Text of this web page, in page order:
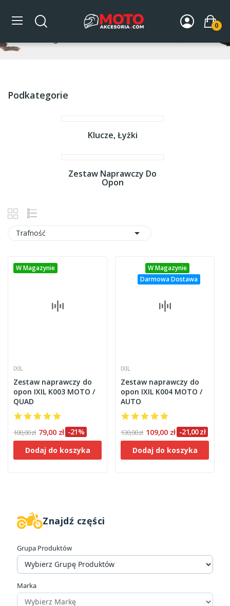
0
Narzędzia
W magazynie
Kategorie
Zestaw naprawczy do opon 2
Cena
Znajdź części
Grupa Produktów
Marka
Podkategorie
Klucze, Łyżki
Zestaw Naprawczy Do
Opon
Trafność 
W Magazynie
IXIL
Zestaw naprawczy do
opon IXIL K003 MOTO /
QUAD
100,00 zł 79,00 zł -21%
Dodaj do koszyka
W Magazynie
Darmowa Dostawa
IXIL
Zestaw naprawczy do
opon IXIL K004 MOTO /
AUTO
130,00 zł 109,00 zł -21,00 zł
Dodaj do koszyka